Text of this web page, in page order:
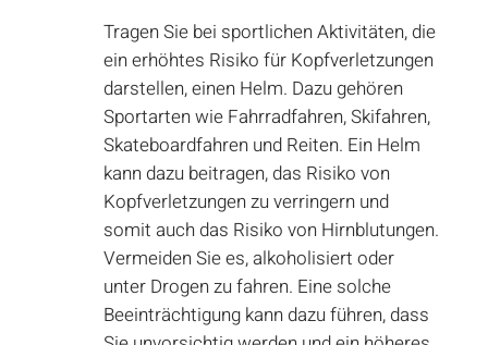
Tragen Sie bei sportlichen Aktivitäten, die
ein erhöhtes Risiko für Kopfverletzungen
darstellen, einen Helm. Dazu gehören
Sportarten wie Fahrradfahren, Skifahren,
Skateboardfahren und Reiten. Ein Helm
kann dazu beitragen, das Risiko von
Kopfverletzungen zu verringern und
somit auch das Risiko von Hirnblutungen.
Vermeiden Sie es, alkoholisiert oder
unter Drogen zu fahren. Eine solche
Beeinträchtigung kann dazu führen, dass